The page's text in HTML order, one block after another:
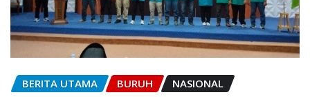
BERITA UTAMA BURUH NASIONAL